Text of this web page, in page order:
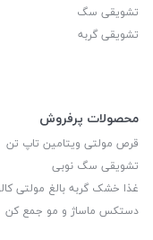
تشویقی سگ
تشویقی گربه
محصولات پرفروش
قرص مولتی ویتامین تاپ تن
تشویقی سگ نوبی
غذا خشک گربه بالغ مولتی
دستکس ماساژ و مو جمع کن